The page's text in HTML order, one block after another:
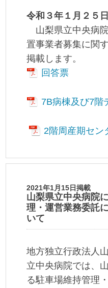
令和３年１月２５
山梨県立中央病
置事業者募集に関
掲載します。
回答票
7B病棟及び7階
2階周産期セン
2021年1月15日掲載
山梨県立中央病院
理・運営業務委託
いて
地方独立行政法人
立中央病院では、
る駐車場維持管理